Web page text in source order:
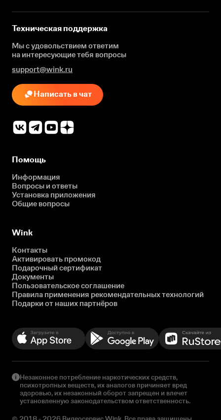
Техническая поддержка
Мы с удовольствием ответим
на интересующиетебя вопросы
support@wink.ru
Написать в чат
Помощь
Информация
Вопросы и ответы
Установка приложения
Общие вопросы
Wink
Контакты
Активировать промокод
Подарочный сертификат
Документы
Пользовательское соглашение
Правила применения рекомендательных технологий
Подарки от наших партнёров
Незаконное потребление наркотических средств,
психотропных веществ, их аналогов причиняет вред
здоровью, их незаконный оборот запрещен и влечет
установленную законодательством ответственность.